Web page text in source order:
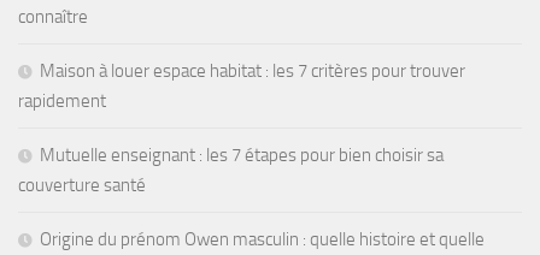
connaître
Maison à louer espace habitat : les 7 critères pour trouver
rapidement
Mutuelle enseignant : les 7 étapes pour bien choisir sa
couverture santé
Origine du prénom Owen masculin : quelle histoire et quelle